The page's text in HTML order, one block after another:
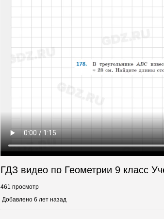
ГДЗ видео по Геометрии 9 класс
461 просмотр
Добавлено 6 лет назад